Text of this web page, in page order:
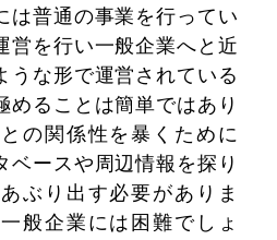
は普通の事業を行ってい
営を行い一般企業へと近
うな形で運営されている
めることは簡単ではあり
の関係性を暴くために
ベースや周辺情報を探り
ぶり出す必要がありま
般企業には困難でしょ